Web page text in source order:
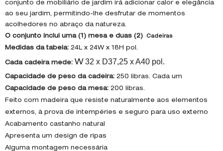
conjunto de mobiliário de jardim irá adicionar calor e elegância
ao seu jardim, permitindo-lhe desfrutar de momentos
acolhedores no abraço da natureza.
O conjunto inclui uma (1) mesa e duas (2)
Cadeiras
Medidas da tabela: 24L x 24W x 18H pol.
Cada cadeira mede: W32 x D37,25 x A40 pol.
Capacidade de peso da cadeira: 250 libras. Cada um
Capacidade de peso da mesa: 200 libras.
Feito com madeira que resiste naturalmente aos elementos
externos, à prova de intempéries e seguro para uso externo
Acabamento castanho natural
Apresenta um design de ripas
Alguma montagem necessária